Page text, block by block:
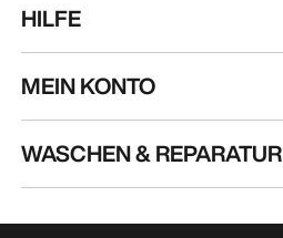
HILFE
MEIN KONTO
WASCHEN & REPARATUR